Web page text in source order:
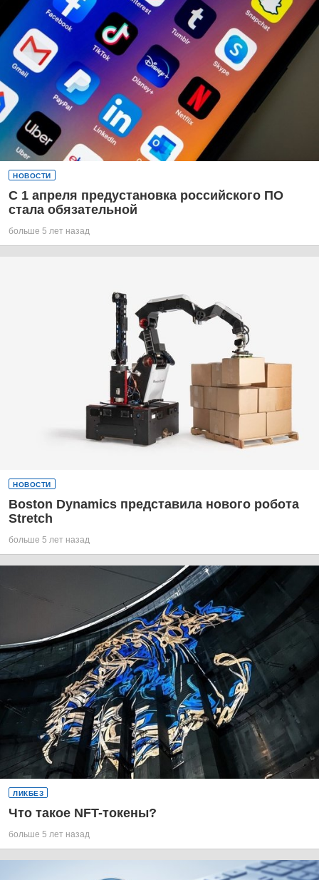
НОВОСТИ
С 1 апреля предустановка российского ПО
стала обязательной
больше 5 лет назад
НОВОСТИ
Boston Dynamics представила нового робота
Stretch
больше 5 лет назад
ЛИКБЕЗ
Что такое NFT-токены?
больше 5 лет назад